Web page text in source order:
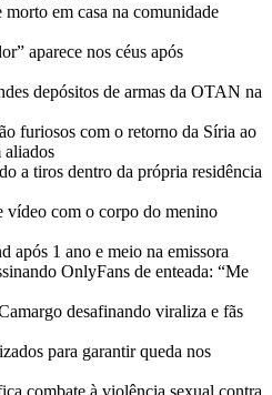
morto em casa na comunidade
aparece nos céus após
depósitos de armas da OTAN na
furiosos com o retorno da Síria ao
aliados
a tiros dentro da própria residência
vídeo com o corpo do menino
após 1 ano e meio na emissora
OnlyFans de enteada: “Me
desafinando viraliza e fãs
para garantir queda nos
combate à violência sexual contra